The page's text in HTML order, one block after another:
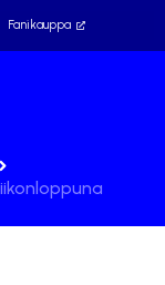
Fanikauppa